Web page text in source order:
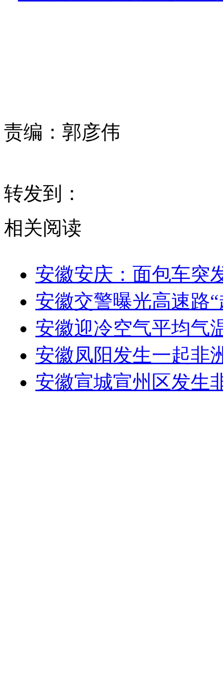
责编： 郭彦伟
转发到：
相关阅读
安徽安庆：面包车突
安徽交警曝光高速路
安徽迎冷空气平均气
安徽凤阳发生一起非
安徽宣城宣州区发生